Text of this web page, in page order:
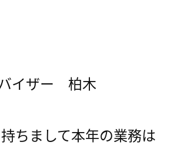
イザー 柏木
ちまして本年の業務は